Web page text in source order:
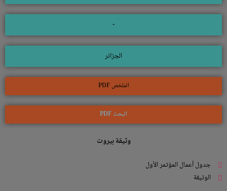
-
الجزائر
الملخص PDF
البحث PDF
وثيقة بيروت
جدول أعمال المؤتمر الأول
الوثيقة